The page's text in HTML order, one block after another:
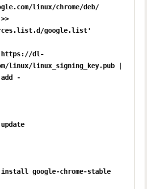
linux/chrome/deb/
google.list'
https://dl-
linux/linux_signing_key.pub |
-
google-chrome-stable